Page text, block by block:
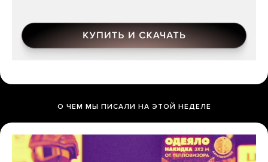
О ЧЕМ МЫ ПИСАЛИ НА ЭТОЙ НЕДЕЛЕ